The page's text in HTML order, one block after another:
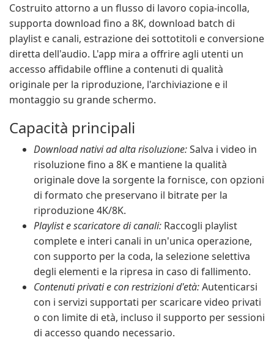
Costruito attorno a un flusso di lavoro copia-incolla,
supporta download fino a 8K, download batch di
playlist e canali, estrazione dei sottotitoli e conversione
diretta dell'audio. L'app mira a offrire agli utenti un
accesso affidabile offline a contenuti di qualità
originale per la riproduzione, l'archiviazione e il
montaggio su grande schermo.
Capacità principali
Download nativi ad alta risoluzione:Salva i video in
risoluzione fino a 8K e mantiene la qualità
originale dove la sorgente la fornisce, con opzioni
di formato che preservano il bitrate per la
riproduzione 4K/8K.
Playlist e scaricatore di canali: Raccogli playlist
complete e interi canali in un'unica operazione,
con supporto per la coda, la selezione selettiva
degli elementi e la ripresa in caso di fallimento.
Contenuti privati e con restrizioni d'età:Autenticarsi
con i servizi supportati per scaricare video privati
o con limite di età, incluso il supporto per sessioni
di accesso quando necessario.